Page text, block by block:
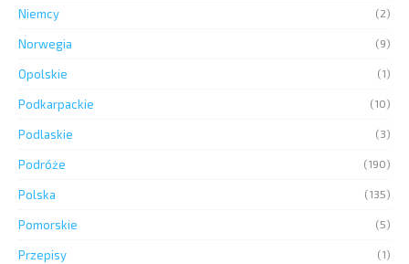
Niemcy (2)
Norwegia (9)
Opolskie (1)
Podkarpackie (10)
Podlaskie (3)
Podróże (190)
Polska (135)
Pomorskie (5)
Przepisy (1)